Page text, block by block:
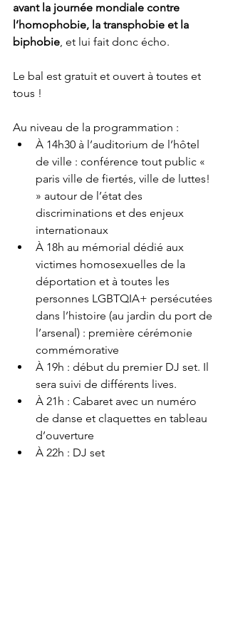
avant la journée mondiale contre
l’homophobie, la transphobie et la
biphobie, et lui fait donc écho.
Le bal est gratuit et ouvert à toutes et
tous !
Au niveau de la programmation :
À 14h30 à l’auditorium de l’hôtel
de ville : conférence tout public «
paris ville de fiertés, ville de luttes!
» autour de l’état des
discriminations et des enjeux
internationaux
À 18h au mémorial dédié aux
victimes homosexuelles de la
déportation et à toutes les
personnes LGBTQIA+ persécutées
dans l’histoire (au jardin du port de
l’arsenal) : première cérémonie
commémorative
À 19h : début du premier DJ set. Il
sera suivi de différents lives.
À 21h : Cabaret avec un numéro
de danse et claquettes en tableau
d’ouverture
À 22h : DJ set